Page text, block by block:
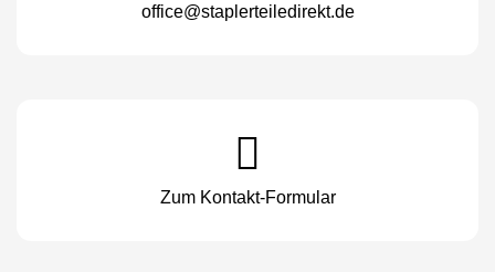
office@staplerteiledirekt.de
Zum Kontakt-Formular